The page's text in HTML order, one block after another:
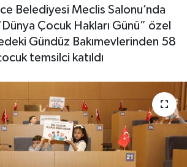
Belediyesi Meclis Salonu’nda
Çocuk Hakları Günü” özel
Gündüz Bakımevlerinden 58
temsilci katıldı